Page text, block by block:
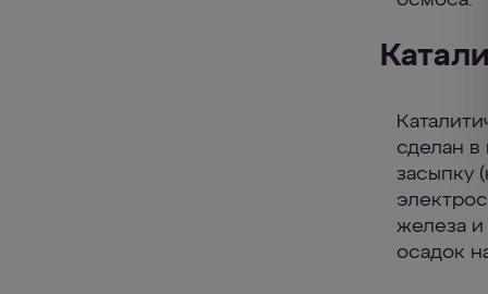
сделан в
засыпку
железа и
осадок